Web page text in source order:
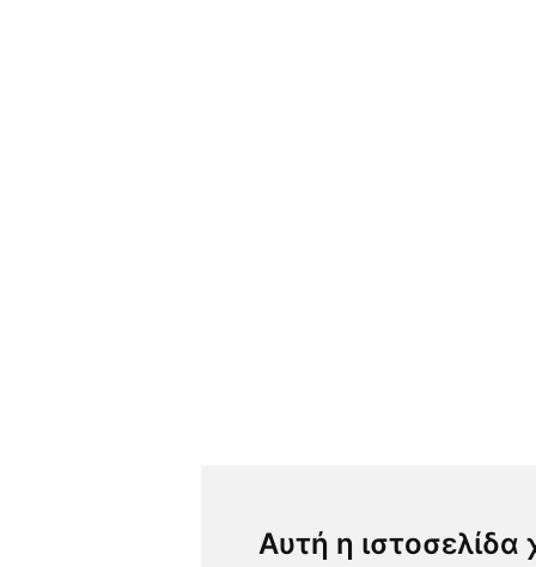
Αυτή η ιστοσελίδα